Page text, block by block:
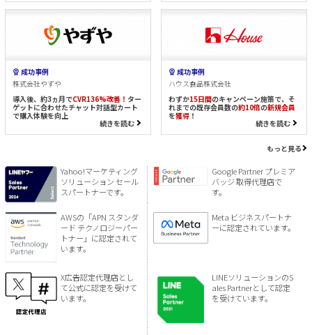
成功事例
株式会社やずや
導入後、約3ヵ月でCVR136%改善！ ター
ゲットに合わせたチャット対話型カート
で購入体験を向上
続きを読む
成功事例
ハウス食品株式会社
わずか15日間のキャンペーン施策で、そ
れまでの既存会員数の約10倍の新規会員
を獲得！
続きを読む
もっと見る
Yahoo!マーケティング
ソリューション セール
スパートナーです。
Google Partner プレミア
バッジ 取得代理店で
す。
AWSの「APN スタンダ
ード テクノロジーパー
トナー」に認定されて
います。
Meta ビジネスパートナ
ーに認定されています。
X広告認定代理店とし
て公式に認定を受けて
います。
LINEソリューションのS
ales Partnerとして認定
を受けています。